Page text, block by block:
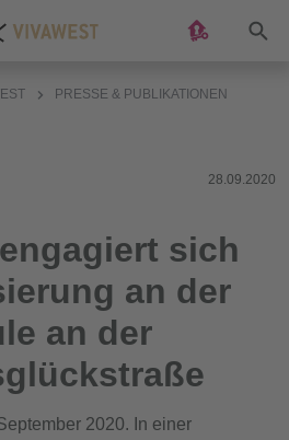
PRESSE & PUBLIKATIONEN
28.09.2020
sich
an der
an der
2020. In einer